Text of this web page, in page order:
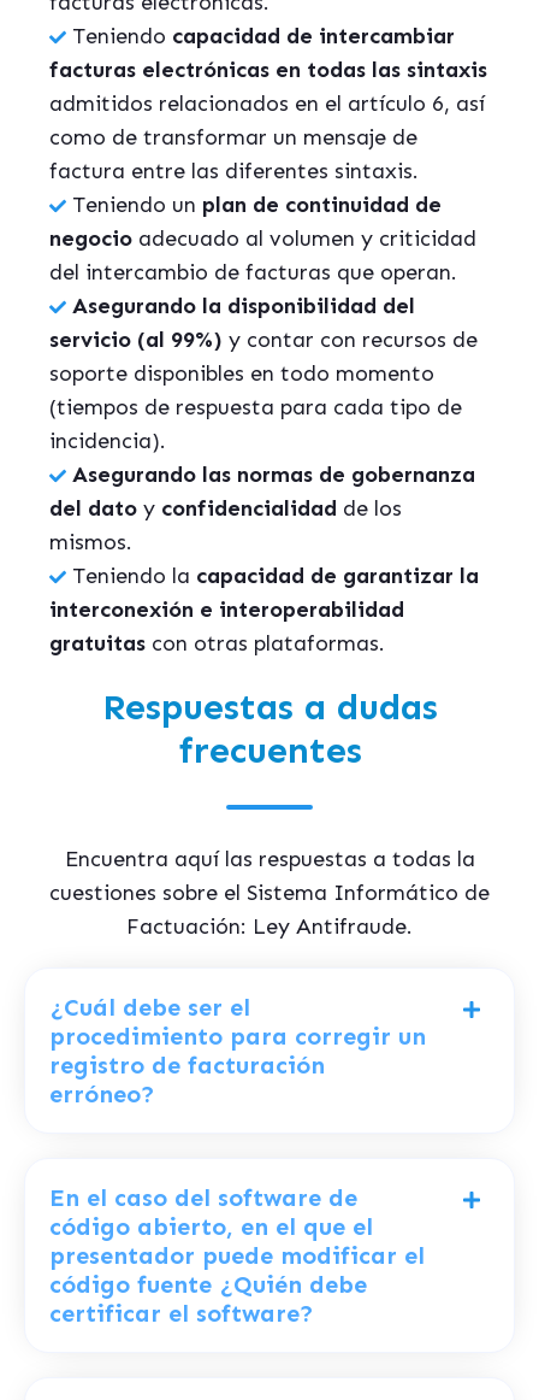
Teniendo capacidad de intercambiar
facturas electrónicas en todas las sintaxis
admitidos relacionados en el artículo 6, así
como de transformar un mensaje de
factura entre las diferentes sintaxis.
Teniendo un plan de continuidad de
negocio adecuado al volumen y criticidad
del intercambio de facturas que operan.
Asegurando la disponibilidad del
servicio (al 99%) y contar con recursos de
soporte disponibles en todo momento
(tiempos de respuesta para cada tipo de
incidencia).
Asegurando las normas de gobernanza
del dato y confidencialidad de los
mismos.
Teniendo la capacidad de garantizar la
interconexión e interoperabilidad
gratuitas con otras plataformas.
Respuestas a dudas
frecuentes
Encuentra aquí las respuestas a todas la
cuestiones sobre el Sistema Informático de
Factuación: Ley Antifraude.
¿Cuál debe ser el
procedimiento para corregir un
registro de facturación
erróneo?
En el caso del software de
código abierto, en el que el
presentador puede modificar el
código fuente ¿Quién debe
certificar el software?